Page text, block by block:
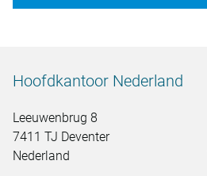
Hoofdkantoor Nederland
Leeuwenbrug 8
7411 TJ Deventer
Nederland